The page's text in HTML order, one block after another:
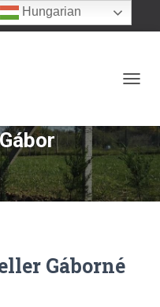
Gáborné
Hungarian